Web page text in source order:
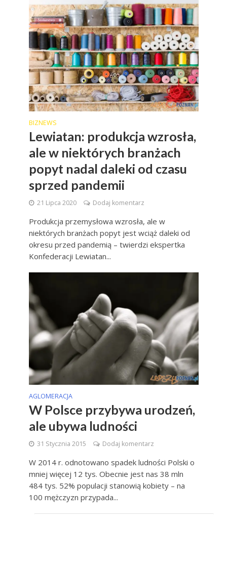
BIZNEWS
Lewiatan: produkcja wzrosła,
ale w niektórych branżach
popyt nadal daleki od czasu
sprzed pandemii
21 Lipca 2020 Dodaj komentarz
Produkcja przemysłowa wzrosła, ale w
niektórych branżach popyt jest wciąż daleki od
okresu przed pandemią – twierdzi ekspertka
Konfederacji Lewiatan...
AGLOMERACJA
W Polsce przybywa urodzeń,
ale ubywa ludności
31 Stycznia 2015 Dodaj komentarz
W 2014 r. odnotowano spadek ludności Polski o
mniej więcej 12 tys. Obecnie jest nas 38 mln
484 tys. 52% populacji stanowią kobiety – na
100 mężczyzn przypada...